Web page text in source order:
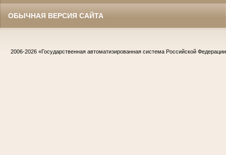
ОБЫЧНАЯ ВЕРСИЯ САЙТА
2006-2026 «Государственная автоматизированная система Российской